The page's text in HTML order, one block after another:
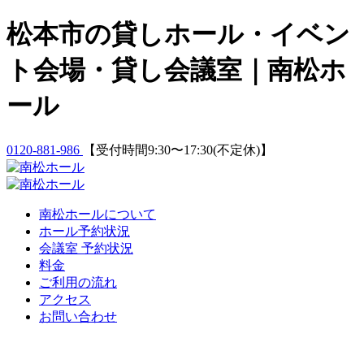
Skip
to
松本市の貸しホール・イベン
ト会場・貸し会議室｜南松ホ
ール
0120-881-986 【受付時間9:30〜17:30(不定休)】
南松ホールについて
ホール予約状況
会議室 予約状況
料金
ご利用の流れ
アクセス
お問い合わせ